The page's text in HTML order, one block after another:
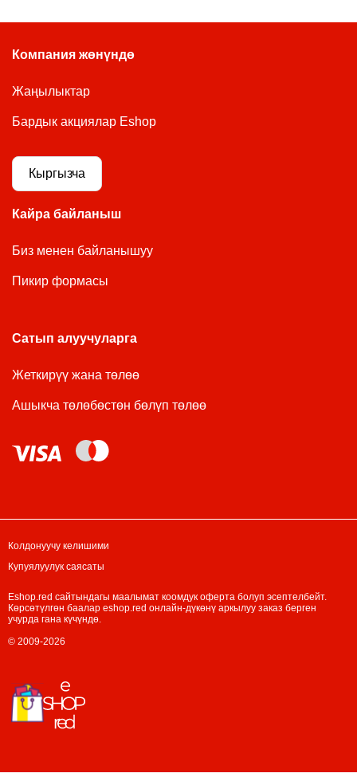
Компания жөнүндө
Жаңылыктар
Бардык акциялар Eshop
Кыргызча
Кайра байланыш
Биз менен байланышуу
Пикир формасы
Сатып алуучуларга
Жеткирүү жана төлөө
Ашыкча төлөбөстөн бөлүп төлөө
Колдонуучу келишими
Купуялуулук саясаты
Eshop.red сайтындагы маалымат коомдук оферта болуп эсептелбейт.
Көрсөтүлгөн баалар eshop.red онлайн-дүкөнү аркылуу заказ берген
учурда гана күчүндө.
© 2009-2026